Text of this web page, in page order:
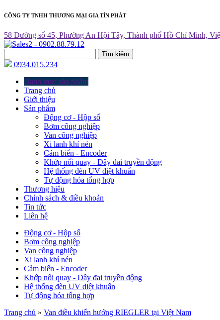
CÔNG TY TNHH THƯƠNG MẠI GIA TÍN PHÁT
58 Đường số 45, Phường An Hội Tây, Thành phố Hồ Chí Minh,
Tìm kiếm
0934.015.234
Danh mục sản phẩm
Trang chủ
Giới thiệu
Sản phẩm
Động cơ - Hộp số
Bơm công nghiệp
Van công nghiệp
Xi lanh khí nén
Cảm biến - Encoder
Khớp nối quay - Dây đai truyền động
Hệ thống đèn UV diệt khuẩn
Tự động hóa tổng hợp
Thương hiệu
Chính sách & điều khoản
Tin tức
Liên hệ
Động cơ - Hộp số
Bơm công nghiệp
Van công nghiệp
Xi lanh khí nén
Cảm biến - Encoder
Khớp nối quay - Dây đai truyền động
Hệ thống đèn UV diệt khuẩn
Tự động hóa tổng hợp
Trang chủ » Van điều khiển hướng RIEGLER tại Việt Nam